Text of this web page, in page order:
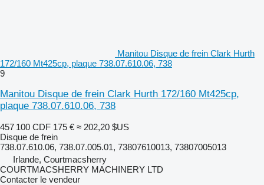
Manitou Disque de frein Clark Hurth
172/160 Mt425cp, plaque 738.07.610.06, 738
9
Manitou Disque de frein Clark Hurth 172/160 Mt425cp,
plaque 738.07.610.06, 738
457 100 CDF 175 € ≈ 202,20 $US
Disque de frein
738.07.610.06, 738.07.005.01, 73807610013, 73807005013
Irlande, Courtmacsherry
COURTMACSHERRY MACHINERY LTD
Contacter le vendeur